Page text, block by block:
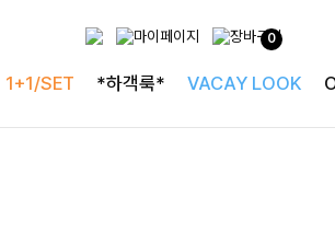
0
1+1/SET *하객룩* VACAY LOOK